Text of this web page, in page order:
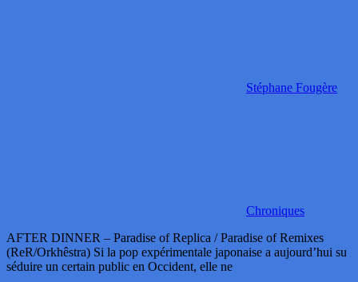
Stéphane Fougère
Chroniques
AFTER DINNER – Paradise of Replica / Paradise of Remixes
(ReR/Orkhêstra) Si la pop expérimentale japonaise a aujourd’hui su
séduire un certain public en Occident, elle ne